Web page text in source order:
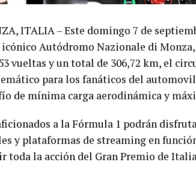
ITALIA – Este domingo 7 de
icónico Autódromo Nazionale di
vueltas y un total de 306,72 km, el
para los fanáticos del
de mínima carga aerodinámica y
a la Fórmula 1 podrán
y plataformas de streaming en
toda la acción del Gran Premio de